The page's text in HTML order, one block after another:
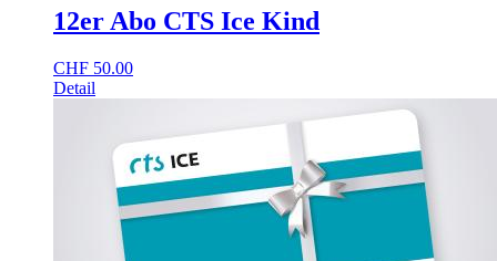
12er Abo CTS Ice Kind
CHF 50.00
Detail